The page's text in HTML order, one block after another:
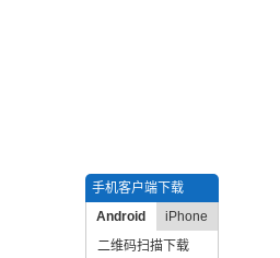
手机客户端下载
Android
iPhone
二维码扫描下载